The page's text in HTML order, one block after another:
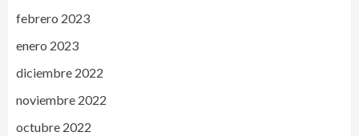
febrero 2023
enero 2023
diciembre 2022
noviembre 2022
octubre 2022